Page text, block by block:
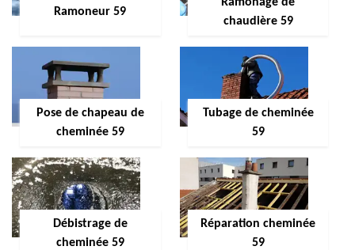
Ramoneur 59
chaudière 59
Pose de chapeau de
cheminée 59
Tubage de cheminée
59
Débistrage de
cheminée 59
Réparation cheminée
59